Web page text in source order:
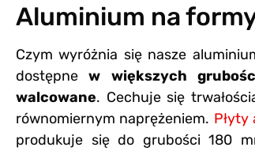
Aluminium na
Czym wyróżnia się nasze
dostępne w większych
walcowane. Cechuje się
równomiernym naprężeniem. Płyty
produkuje się do grubości 180